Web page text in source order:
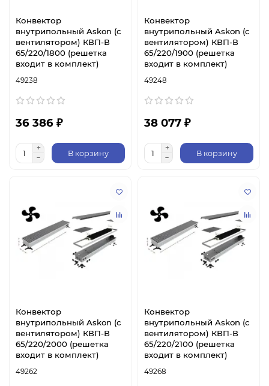
Конвектор
внутрипольный Askon (с
вентилятором) КВП-В
65/220/1800 (решетка
входит в комплект)
49238
36 386 ₽
В корзину
Конвектор
внутрипольный Askon (с
вентилятором) КВП-В
65/220/1900 (решетка
входит в комплект)
49248
38 077 ₽
В корзину
Конвектор
внутрипольный Askon (с
вентилятором) КВП-В
65/220/2000 (решетка
входит в комплект)
49262
Конвектор
внутрипольный Askon (с
вентилятором) КВП-В
65/220/2100 (решетка
входит в комплект)
49268